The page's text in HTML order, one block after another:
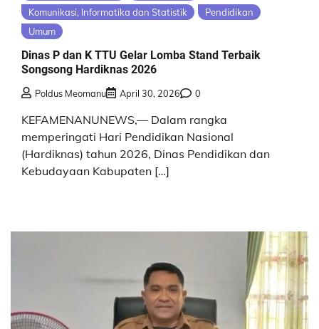
Komunikasi, Informatika dan Statistik
Pendidikan
Umum
Dinas P dan K TTU Gelar Lomba Stand Terbaik
Songsong Hardiknas 2026
Poldus Meomanu April 30, 2026 0
KEFAMENANUNEWS,— Dalam rangka
memperingati Hari Pendidikan Nasional
(Hardiknas) tahun 2026, Dinas Pendidikan dan
Kebudayaan Kabupaten […]